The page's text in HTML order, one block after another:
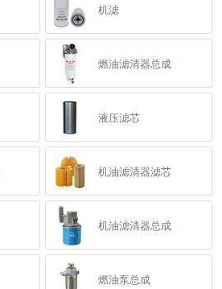
机滤
燃油滤清器总成
液压滤芯
机油滤清器滤芯
机油滤清器总成
燃油泵总成